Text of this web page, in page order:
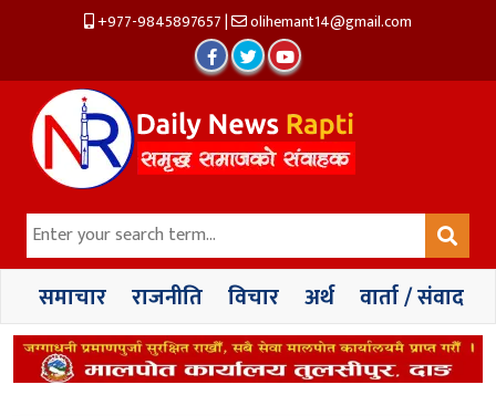
+977-9845897657| olihemant14@gmail.com
समाचार राजनीति विचार अर्थ वार्ता / संवाद